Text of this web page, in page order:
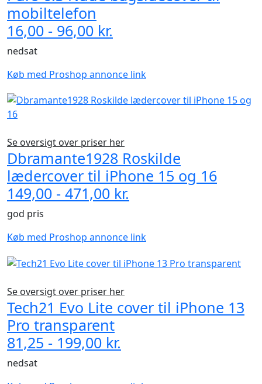
mobiltelefon
16,00 - 96,00 kr.
nedsat
Køb med Proshop annonce link
Se oversigt over priser her
Dbramante1928 Roskilde
lædercover til iPhone 15 og 16
149,00 - 471,00 kr.
god pris
Køb med Proshop annonce link
Se oversigt over priser her
Tech21 Evo Lite cover til iPhone 13
Pro transparent
81,25 - 199,00 kr.
nedsat